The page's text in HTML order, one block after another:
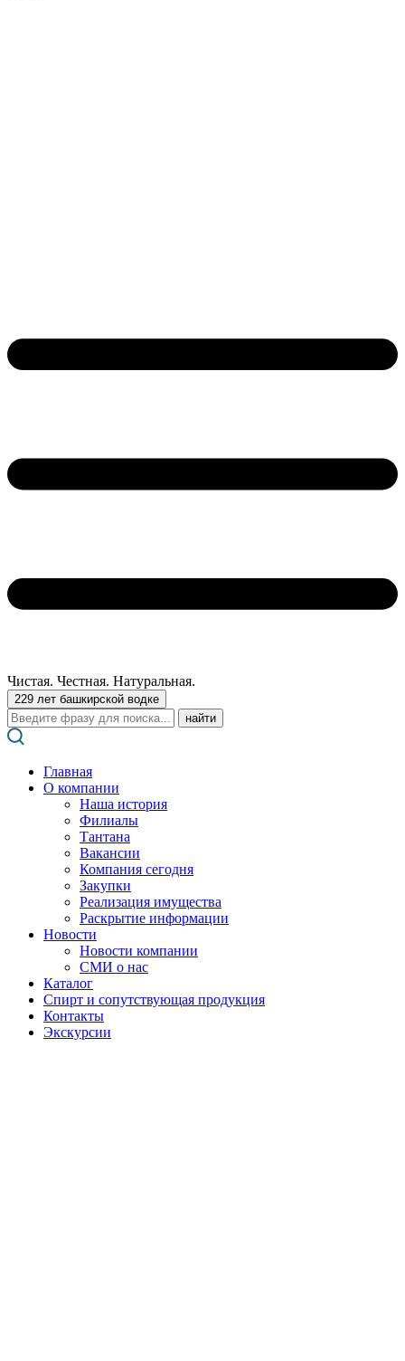
Чистая. Честная. Натуральная.
229 лет башкирской водке
Поиск:
Главная
О компании
Наша история
Филиалы
Тантана
Вакансии
Компания сегодня
Закупки
Реализация имущества
Раскрытие информации
Новости
Новости компании
СМИ о нас
Каталог
Спирт и сопутствующая продукция
Контакты
Экскурсии